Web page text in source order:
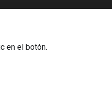
en el botón.